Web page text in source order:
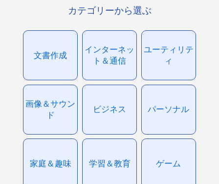
カテゴリーから選ぶ
文書作成
インターネッ
ト＆通信
ユーティリテ
ィ
画像＆サウン
ド
ビジネス パーソナル
家庭＆趣味 学習＆教育 ゲーム